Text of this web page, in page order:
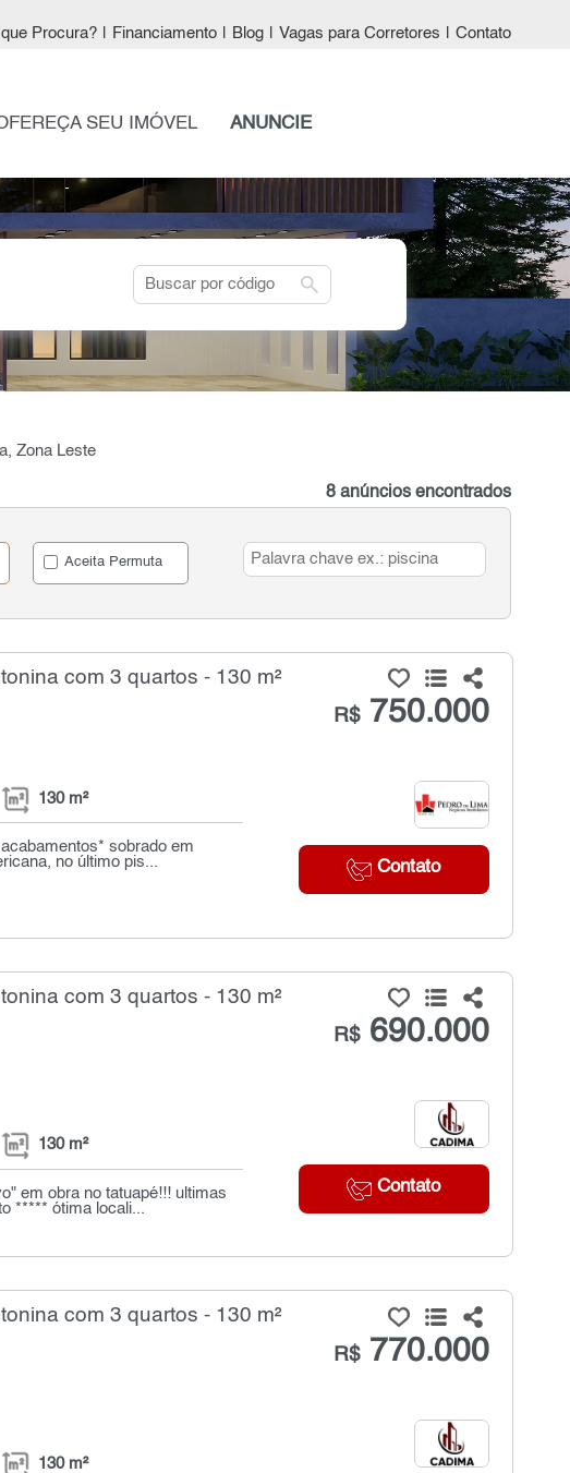
Procura? Financiamento Blog Vagas para Corretores Contato
SEU IMÓVEL ANUNCIE
search
Zona Leste
8 anúncios encontrados
Aceita Permuta
com 3 quartos - 130 m²
R$750.000
Contato
130 m²
sobrado em
no último pis...
com 3 quartos - 130 m²
R$690.000
Contato
130 m²
em obra no tatuapé!!! ultimas
***** ótima locali...
com 3 quartos - 130 m²
R$770.000
130 m²